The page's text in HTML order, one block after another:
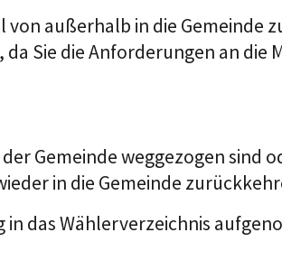
außerhalb in die
Sie die Anforderungen an
Gemeinde weggezogen
in die Gemeinde
das Wählerverzeichnis